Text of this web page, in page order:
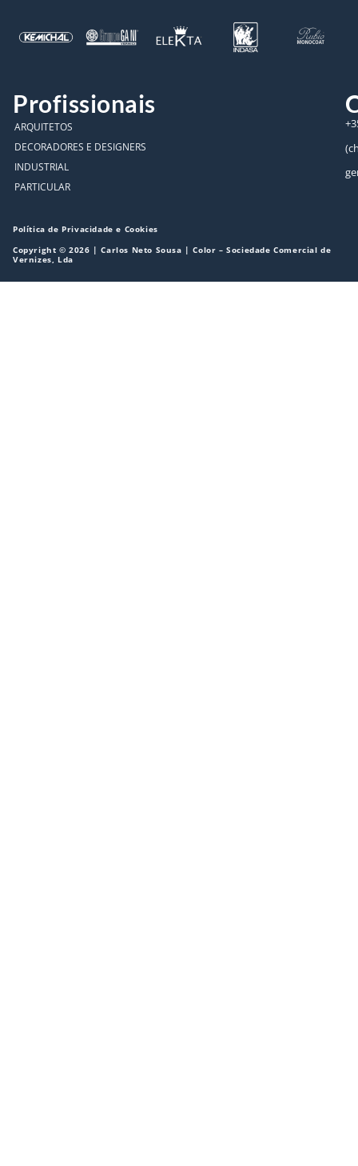
Profissionais
ARQUITETOS
DECORADORES E DESIGNERS
INDUSTRIAL
PARTICULAR
Política de Privacidade e Cookies
Copyright © 2026 | Carlos Neto Sousa | Color – Sociedade Comercial de
Vernizes, Lda